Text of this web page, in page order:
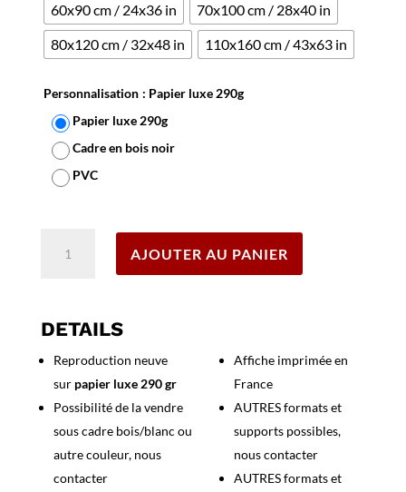
60x90 cm / 24x36 in
70x100 cm / 28x40 in
80x120 cm / 32x48 in
110x160 cm / 43x63 in
Personnalisation : Papier luxe 290g
Papier luxe 290g
Cadre en bois noir
PVC
-
AJOUTER AU PANIER
DETAILS
Reproduction neuve
sur papier luxe 290 gr
Possibilité de la vendre
sous cadre bois/blanc ou
autre couleur, nous
contacter
Affiche imprimée en
France
AUTRES formats et
supports possibles,
nous contacter
AUTRES formats et